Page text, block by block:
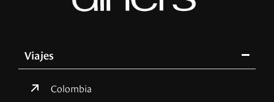
Viajes
Colombia